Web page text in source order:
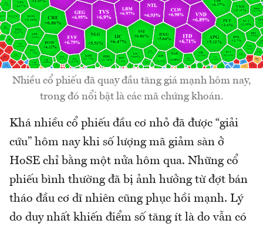
Nhiều cổ phiếu đã quay đầu tăng giá mạnh hôm nay,
trong đó nổi bật là các mã chứng khoán.
Khá nhiều cổ phiếu đầu cơ nhỏ đã được “giải
cứu” hôm nay khi số lượng mã giảm sàn ở
HoSE chỉ bằng một nửa hôm qua. Những cổ
phiếu bình thường đã bị ảnh hưởng từ đợt bán
tháo đầu cơ dĩ nhiên cũng phục hồi mạnh. Lý
do duy nhất khiến điểm số tăng ít là do vẫn có